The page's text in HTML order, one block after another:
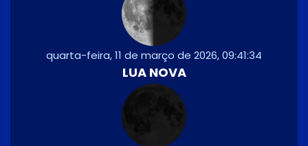
quarta-feira, 11 de março de 2026, 09:41:34
LUA NOVA